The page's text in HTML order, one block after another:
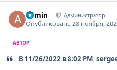
admin Администратор
Опубликовано28 ноября,
АВТОР
В 11/26/2022 в 8:02 PM,